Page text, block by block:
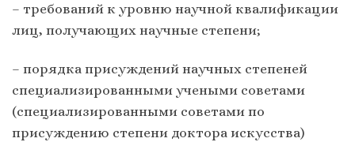
– требований к уровню научной квалификации
лиц, получающих научные степени;
– порядка присуждений научных степеней
специализированными учеными советами
(специализированными советами по
присуждению степени доктора искусства)